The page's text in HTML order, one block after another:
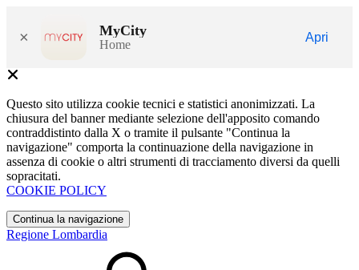
× MyCity
Home
Apri
Questo sito utilizza cookie tecnici e statistici anonimizzati. La
chiusura del banner mediante selezione dell'apposito comando
contraddistinto dalla X o tramite il pulsante "Continua la
navigazione" comporta la continuazione della navigazione in
assenza di cookie o altri strumenti di tracciamento diversi da quelli
sopracitati.
COOKIE POLICY
Continua la navigazione
Regione Lombardia